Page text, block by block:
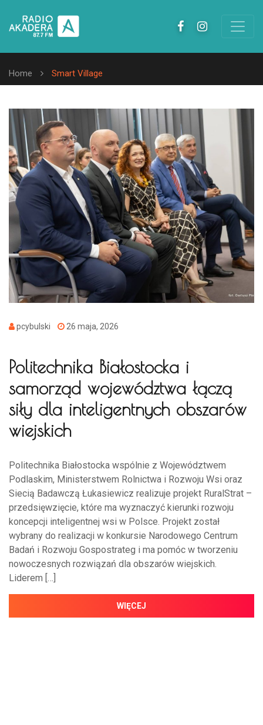
Home Smart Village
pcybulski 26 maja, 2026
Politechnika Białostocka i
samorząd województwa łączą
siły dla inteligentnych obszarów
wiejskich
Politechnika Białostocka wspólnie z Województwem
Podlaskim, Ministerstwem Rolnictwa i Rozwoju Wsi oraz
Siecią Badawczą Łukasiewicz realizuje projekt RuralStrat –
przedsięwzięcie, które ma wyznaczyć kierunki rozwoju
koncepcji inteligentnej wsi w Polsce. Projekt został
wybrany do realizacji w konkursie Narodowego Centrum
Badań i Rozwoju Gospostrateg i ma pomóc w tworzeniu
nowoczesnych rozwiązań dla obszarów wiejskich.
Liderem […]
WIĘCEJ